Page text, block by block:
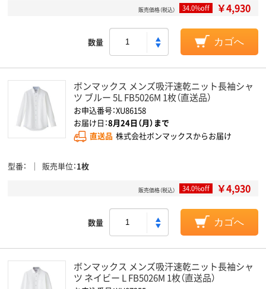
販売価格（税込） 34.0%off ￥4,930
数量 カゴへ
ボンマックス メンズ吸汗速乾ニット長袖シャ
ツ ブルー 5L FB5026M 1枚（直送品）
お申込番号：XU86158
お届け日：8月24日（月）まで
直送品 株式会社ボンマックスからお届け
型番 販売単位 1枚
販売価格（税込） 34.0%off ￥4,930
数量 カゴへ
ボンマックス メンズ吸汗速乾ニット長袖シャ
ツ ネイビー L FB5026M 1枚（直送品）